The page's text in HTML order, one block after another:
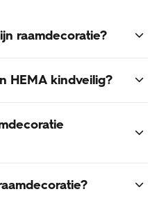
raamdecoratie?
een levertijd van 3 - 6
HEMA kindveilig?
voldoet aan de laatst
raamdecoratie is
is een op maat